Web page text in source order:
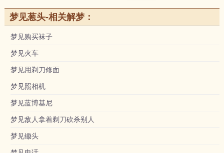
梦见葱头-相关解梦：
梦见购买袜子
梦见火车
梦见用剃刀修面
梦见照相机
梦见蓝博基尼
梦见敌人拿着剃刀砍杀别人
梦见锄头